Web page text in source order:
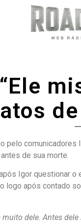
pelo
de sua morte.
Igor questionar
logo após contado
dele. Antes